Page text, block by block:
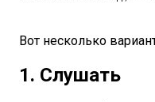
Вот несколько
1. Слушать